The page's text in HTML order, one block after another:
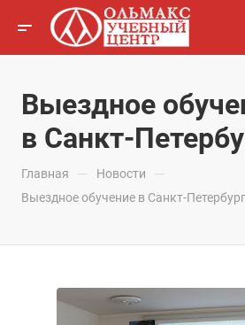
Выездное
в Санкт-
Главная — Новости —
Выездное обучение в Санкт-